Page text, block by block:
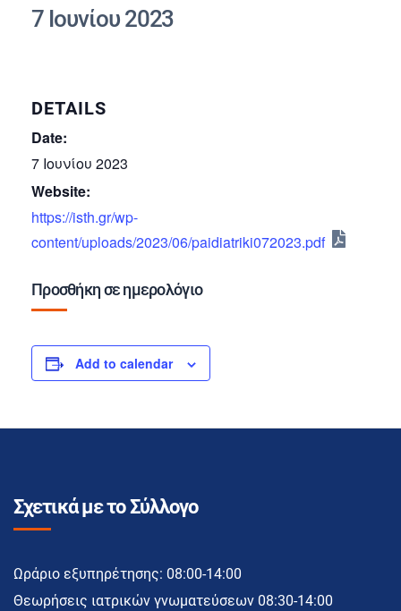
7 Ιουνίου 2023
DETAILS
Date:
7 Ιουνίου 2023
Website:
https://isth.gr/wp-
content/uploads/2023/06/paidiatriki072023.pdf
Προσθήκη σε ημερολόγιο
Add to calendar
Σχετικά με το Σύλλογο
Ωράριο εξυπηρέτησης: 08:00-14:00
Θεωρήσεις ιατρικών γνωματεύσεων 08:30-14:00